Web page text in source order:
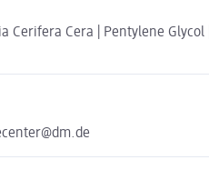
Cera | Pentylene